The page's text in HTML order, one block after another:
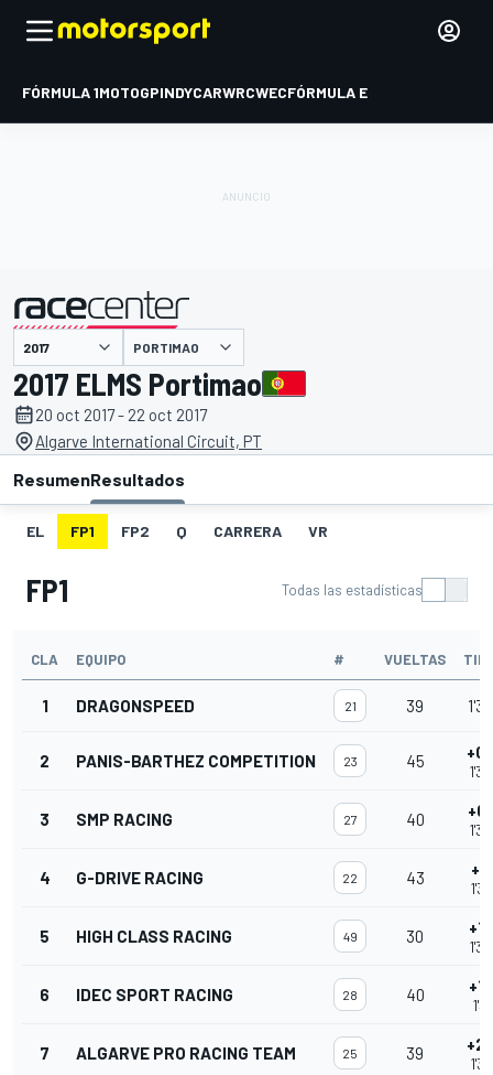
FÓRMULA 1MOTOGPINDYCARWRCWECFÓRMULA E
presentado por PORTIMAO
2017 ELMS Portimao
20 oct 2017 - 22 oct 2017
Algarve International Circuit, PT
ResumenResultados
EL FP1 FP2 Q CARRERA VR
FP1 Todas las estadísticas
CLA EQUIPO # VUELTAS
1 DRAGONSPEED 21 39
2 PANIS-BARTHEZ COMPETITION 23 45
3 SMP RACING 27 40
4 G-DRIVE RACING 22 43
5 HIGH CLASS RACING 49 30
6 IDEC SPORT RACING 28 40
7 ALGARVE PRO RACING TEAM 25 39